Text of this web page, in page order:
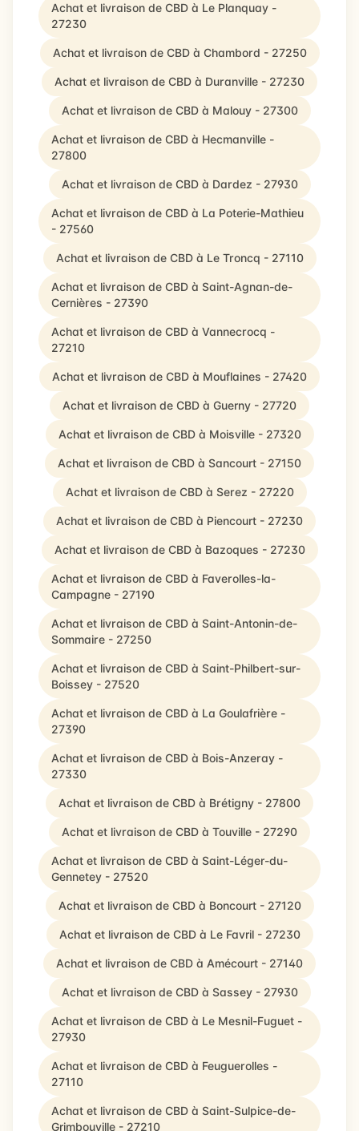
Achat et livraison de CBD à Le Planquay -
27230
Achat et livraison de CBD à Chambord - 27250
Achat et livraison de CBD à Duranville - 27230
Achat et livraison de CBD à Malouy - 27300
Achat et livraison de CBD à Hecmanville -
27800
Achat et livraison de CBD à Dardez - 27930
Achat et livraison de CBD à La Poterie-Mathieu
- 27560
Achat et livraison de CBD à Le Troncq - 27110
Achat et livraison de CBD à Saint-Agnan-de-
Cernières - 27390
Achat et livraison de CBD à Vannecrocq -
27210
Achat et livraison de CBD à Mouflaines - 27420
Achat et livraison de CBD à Guerny - 27720
Achat et livraison de CBD à Moisville - 27320
Achat et livraison de CBD à Sancourt - 27150
Achat et livraison de CBD à Serez - 27220
Achat et livraison de CBD à Piencourt - 27230
Achat et livraison de CBD à Bazoques - 27230
Achat et livraison de CBD à Faverolles-la-
Campagne - 27190
Achat et livraison de CBD à Saint-Antonin-de-
Sommaire - 27250
Achat et livraison de CBD à Saint-Philbert-sur-
Boissey - 27520
Achat et livraison de CBD à La Goulafrière -
27390
Achat et livraison de CBD à Bois-Anzeray -
27330
Achat et livraison de CBD à Brétigny - 27800
Achat et livraison de CBD à Touville - 27290
Achat et livraison de CBD à Saint-Léger-du-
Gennetey - 27520
Achat et livraison de CBD à Boncourt - 27120
Achat et livraison de CBD à Le Favril - 27230
Achat et livraison de CBD à Amécourt - 27140
Achat et livraison de CBD à Sassey - 27930
Achat et livraison de CBD à Le Mesnil-Fuguet -
27930
Achat et livraison de CBD à Feuguerolles -
27110
Achat et livraison de CBD à Saint-Sulpice-de-
Grimbouville - 27210